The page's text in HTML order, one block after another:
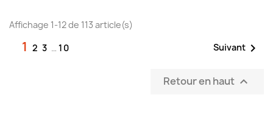
Affichage 1-12 de 113 article(s)
1 2 3 … 10 Suivant 
Retour en haut 